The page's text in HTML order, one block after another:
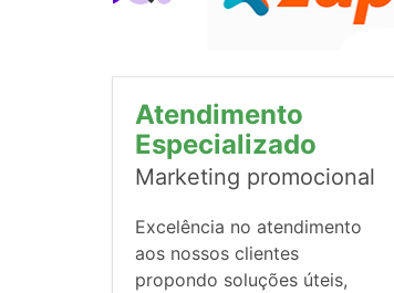
Atendimento
Especializado
Marketing promocional
Excelência no atendimento
aos nossos clientes
propondo soluções úteis,